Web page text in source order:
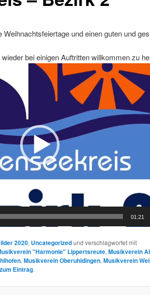
und einen guten und
bei einigen Auftritten willkommen zu
01:21
2020, Uncategorizedund verschlagwortet mit
"Harmonie" Lippertsreute, Musikverein
, Musikverein Oberuhldingen, Musikverein
Eintrag.